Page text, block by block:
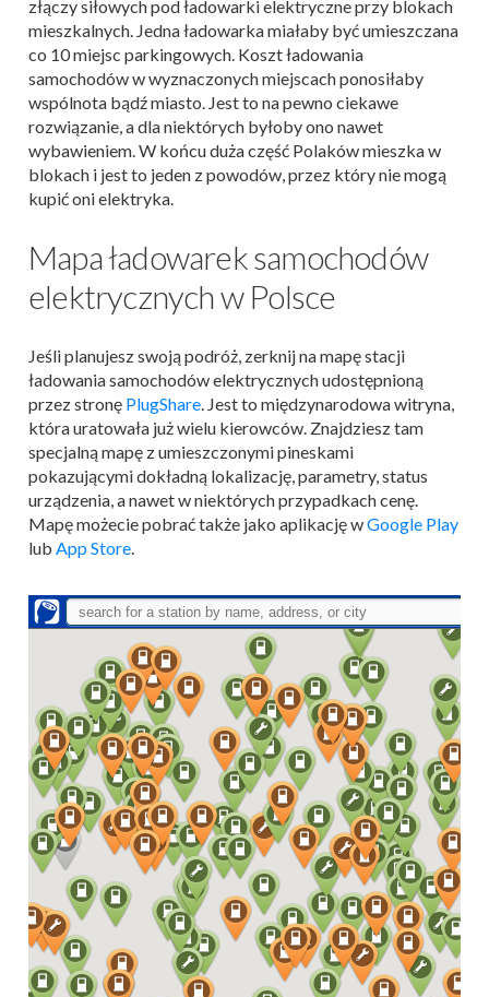
złączy siłowych pod ładowarki elektryczne przy blokach
mieszkalnych. Jedna ładowarka miałaby być umieszczana
co 10 miejsc parkingowych. Koszt ładowania
samochodów w wyznaczonych miejscach ponosiłaby
wspólnota bądź miasto. Jest to na pewno ciekawe
rozwiązanie, a dla niektórych byłoby ono nawet
wybawieniem. W końcu duża część Polaków mieszka w
blokach i jest to jeden z powodów, przez który nie mogą
kupić oni elektryka.
Mapa ładowarek samochodów
elektrycznych w Polsce
Jeśli planujesz swoją podróż, zerknij na mapę stacji
ładowania samochodów elektrycznych udostępnioną
przez stronę PlugShare. Jest to międzynarodowa witryna,
która uratowała już wielu kierowców. Znajdziesz tam
specjalną mapę z umieszczonymi pineskami
pokazującymi dokładną lokalizację, parametry, status
urządzenia, a nawet w niektórych przypadkach cenę.
Mapę możecie pobrać także jako aplikację wGoogle Play
lub App Store.